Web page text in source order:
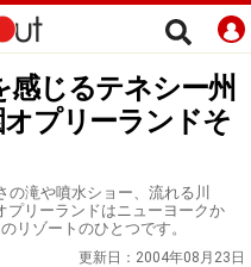
じるテネシー州
プリーランドそ
滝や噴水ショー、流れる川
プリーランドはニューヨークか
リゾートのひとつです。
更新日： 2004年08月23日